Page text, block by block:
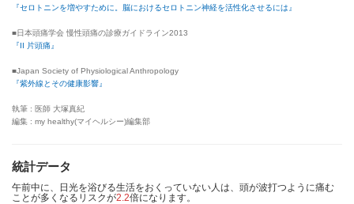
『セロトニンを増やすために。脳におけるセロトニン神経を活性化させるには』
■日本頭痛学会 慢性頭痛の診療ガイドライン2013
『II 片頭痛』
■Japan Society of Physiological Anthropology
『紫外線とその健康影響』
執筆 : 医師 大塚真紀
編集 : my healthy(マイヘルシー)編集部
統計データ
午前中に、日光を浴びる生活をおくっていない人は、頭が波打つように痛む
ことが多くなるリスクが2.2倍になります。